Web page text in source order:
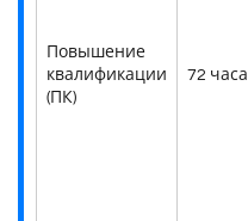
Повышение
квалификации
(ПК)
72 часа